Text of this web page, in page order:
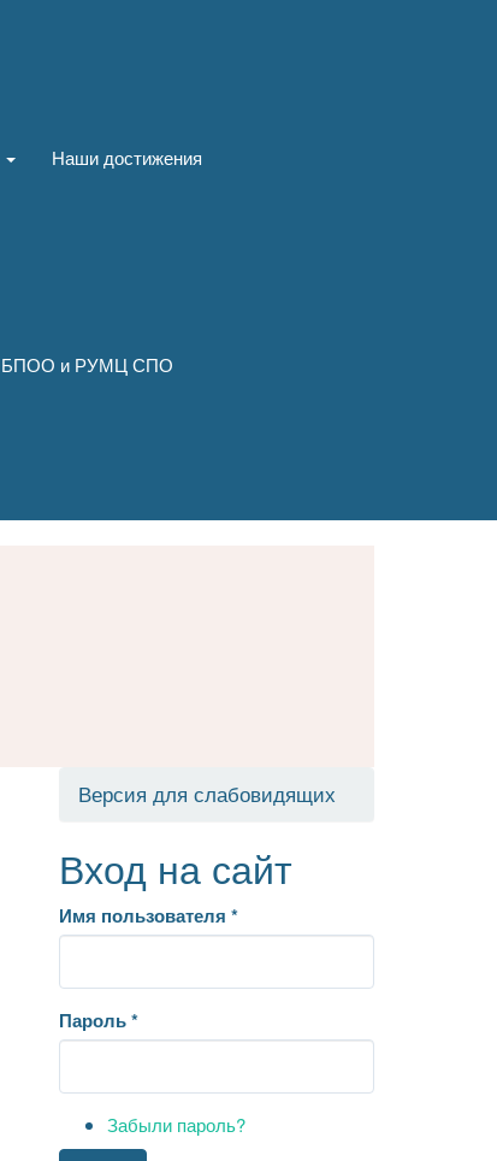
Наши достижения
БПОО и РУМЦ СПО
Версия для слабовидящих
Вход на сайт
Имя пользователя *
Пароль*
Забыли пароль?